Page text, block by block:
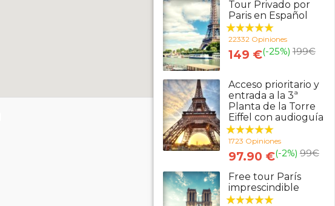
Tour Privado por
Paris en Español
22332 Opiniones
(-25%) 199€
149 €
Acceso prioritario y
entrada a la 3ª
Planta de la Torre
Eiffel con audioguía
1723 Opiniones
(-2%) 99€
97.90 €
Free tour París
imprescindible